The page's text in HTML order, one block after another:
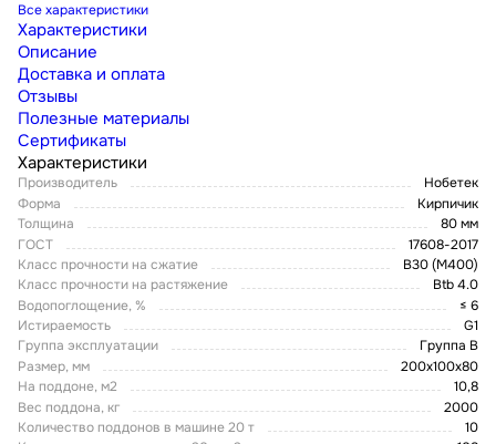
Все характеристики
Характеристики
Описание
Доставка и оплата
Отзывы
Полезные материалы
Сертификаты
Характеристики
Производитель
Нобетек
Форма
Кирпичик
Толщина
80 мм
ГОСТ
17608-2017
Класс прочности на сжатие
В30 (М400)
Класс прочности на растяжение
Btb 4.0
Водопоглощение, %
≤ 6
Истираемость
G1
Группа эксплуатации
Группа В
Размер, мм
200х100х80
На поддоне, м2
10,8
Вес поддона, кг
2000
Количество поддонов в машине 20 т
10